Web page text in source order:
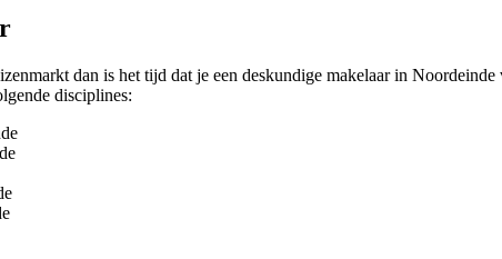
dan is het tijd dat je een deskundige makelaar in
disciplines: